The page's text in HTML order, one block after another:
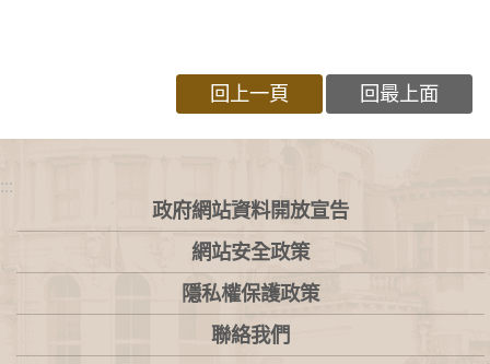
回上一頁 回最上面
:::
政府網站資料開放宣告
網站安全政策
隱私權保護政策
聯絡我們